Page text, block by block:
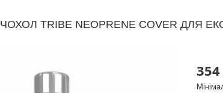
ЧОХОЛ TRIBE NEOPRENE COVER ДЛЯ
354